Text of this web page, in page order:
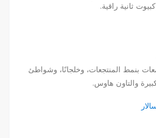
ثانية راقية.
بنمط المنتجعات، وخلجانًا، وشواطئ
والتاون هاوس.